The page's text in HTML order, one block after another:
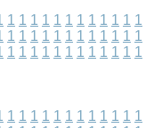
1 1 1 1 1 1 1 1 1 1 1 1
1 1 1 1 1 1 1 1 1 1 1 1
1 1 1 1 1 1 1 1 1 1 1 1
1 1 1 1 1 1 1 1 1 1 1 1